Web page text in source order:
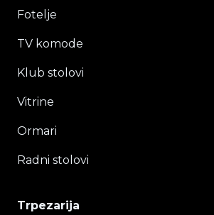
Fotelje
TV komode
Klub stolovi
Vitrine
Ormari
Radni stolovi
Trpezarija